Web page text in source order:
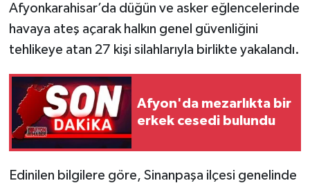
Afyonkarahisar’da düğün ve asker eğlencelerinde
havaya ateş açarak halkın genel güvenliğini
tehlikeye atan 27 kişi silahlarıyla birlikte yakalandı.
Afyon'da mezarlıkta bir
erkek cesedi bulundu
Edinilen bilgilere göre, Sinanpaşa ilçesi genelinde